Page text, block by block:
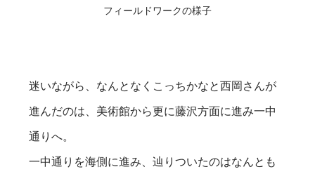
フィールドワークの様子
迷いながら、なんとなくこっちかなと西岡さんが
進んだのは、美術館から更に藤沢方面に進み一中
通りへ。
一中通りを海側に進み、辿りついたのはなんとも